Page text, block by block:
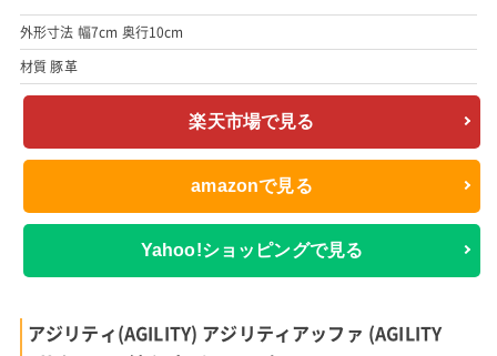
外形寸法 幅7cm 奥行10cm
材質 豚革
楽天市場で見る
amazonで見る
Yahoo!ショッピングで見る
アジリティ(AGILITY) アジリティアッファ (AGILITY